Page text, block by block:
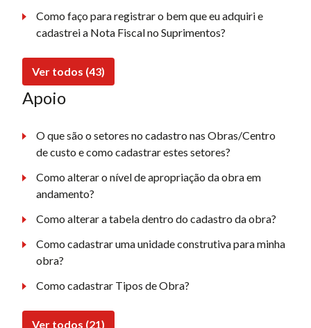
Como faço para registrar o bem que eu adquiri e
cadastrei a Nota Fiscal no Suprimentos?
Ver todos (43)
Apoio
O que são o setores no cadastro nas Obras/Centro
de custo e como cadastrar estes setores?
Como alterar o nível de apropriação da obra em
andamento?
Como alterar a tabela dentro do cadastro da obra?
Como cadastrar uma unidade construtiva para minha
obra?
Como cadastrar Tipos de Obra?
Ver todos (21)